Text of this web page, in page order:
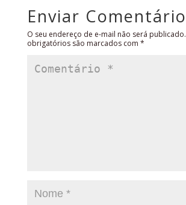
Enviar Comentário
O seu endereço de e-mail não será publicado.
obrigatórios são marcados com *